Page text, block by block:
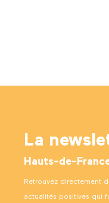
La
Hauts-de-
Retrouvez directement
actualités positives qui